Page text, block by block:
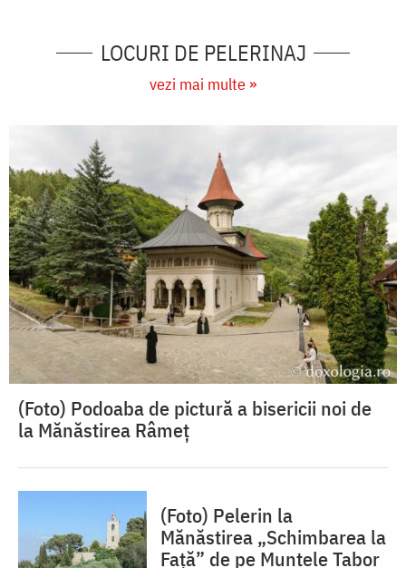
LOCURI DE PELERINAJ
vezi mai multe »
(Foto) Podoaba de pictură a bisericii noi de
la Mănăstirea Râmeț
(Foto) Pelerin la
Mănăstirea „Schimbarea la
Față” de pe Muntele Tabor